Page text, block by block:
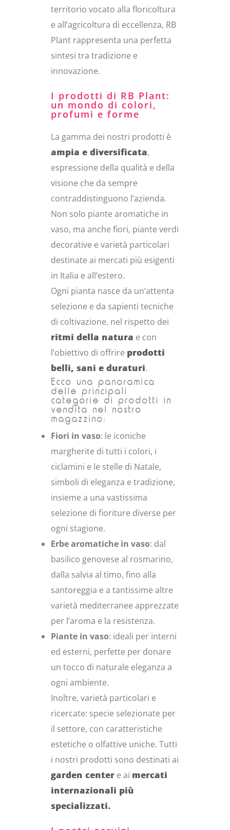
territorio vocato alla floricoltura
e all’agricoltura di eccellenza, RB
Plant rappresenta una perfetta
sintesi tra tradizione e
innovazione.
I prodotti di RB Plant:
un mondo di colori,
profumi e forme
La gamma dei nostri prodotti è
ampia e diversificata,
espressione della qualità e della
visione che da sempre
contraddistinguono l’azienda.
Non solo piante aromatiche in
vaso, ma anche fiori, piante verdi
decorative e varietà particolari
destinate ai mercati più esigenti
in Italia e all’estero.
Ogni pianta nasce da un’attenta
selezione e da sapienti tecniche
di coltivazione, nel rispetto dei
ritmi della natura e con
l’obiettivo di offrire prodotti
belli, sani e duraturi.
Ecco una panoramica
delle principali
categorie di prodotti in
vendita nel nostro
magazzino:
Fiori in vaso: le iconiche
margherite di tutti i colori, i
ciclamini e le stelle di Natale,
simboli di eleganza e tradizione,
insieme a una vastissima
selezione di fioriture diverse per
ogni stagione.
Erbe aromatiche in vaso: dal
basilico genovese al rosmarino,
dalla salvia al timo, fino alla
santoreggia e a tantissime altre
varietà mediterranee apprezzate
per l’aroma e la resistenza.
Piante in vaso: ideali per interni
ed esterni, perfette per donare
un tocco di naturale eleganza a
ogni ambiente.
Inoltre, varietà particolari e
ricercate: specie selezionate per
il settore, con caratteristiche
estetiche o olfattive uniche. Tutti
i nostri prodotti sono destinati ai
garden center e ai mercati
internazionali più
specializzati.